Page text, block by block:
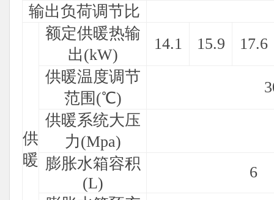
输出负荷调节比
供
暖
额定供暖热输
出(kW)
14.1 15.9
17.6
供暖温度调节
范围(℃)
供暖系统大压
力(Mpa)
膨胀水箱容积
(L)
6